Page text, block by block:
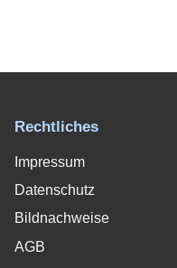
Rechtliches
Impressum
Datenschutz
Bildnachweise
AGB